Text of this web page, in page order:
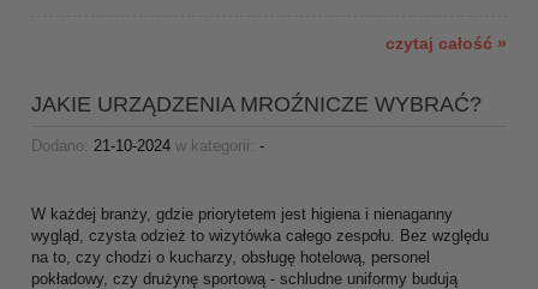
czytaj całość »
JAKIE URZĄDZENIA MROŹNICZE WYBRAĆ?
Dodano: 21-10-2024 w kategorii: -
W każdej branży, gdzie priorytetem jest higiena i nienaganny
wygląd, czysta odzież to wizytówka całego zespołu. Bez względu
na to, czy chodzi o kucharzy, obsługę hotelową, personel
pokładowy, czy drużynę sportową - schludne uniformy budują